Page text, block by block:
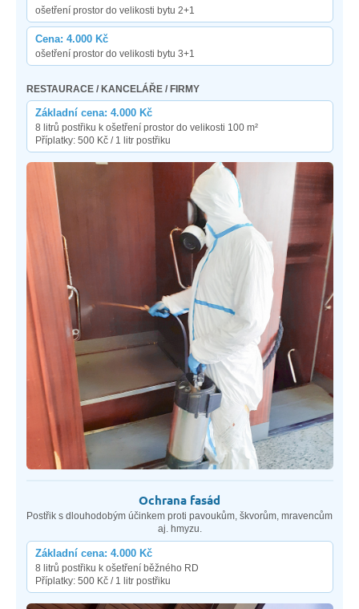
ošetření prostor do velikosti bytu 2+1
Cena: 4.000 Kč
ošetření prostor do velikosti bytu 3+1
RESTAURACE / KANCELÁŘE / FIRMY
Základní cena: 4.000 Kč
8 litrů postřiku k ošetření prostor do velikosti 100 m²
Příplatky: 500 Kč / 1 litr postřiku
Ochrana fasád
Postřik s dlouhodobým účinkem proti pavoukům, škvorům, mravencům
aj. hmyzu.
Základní cena: 4.000 Kč
8 litrů postřiku k ošetření běžného RD
Příplatky: 500 Kč / 1 litr postřiku